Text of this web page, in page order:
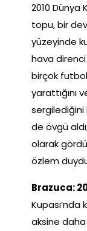
2010 Dünya
topu, bir
yüzeyinde
hava direnci
birçok
yarattığını
de övgü
olarak
özlem
Brazuca:
Kupası’nda
aksine